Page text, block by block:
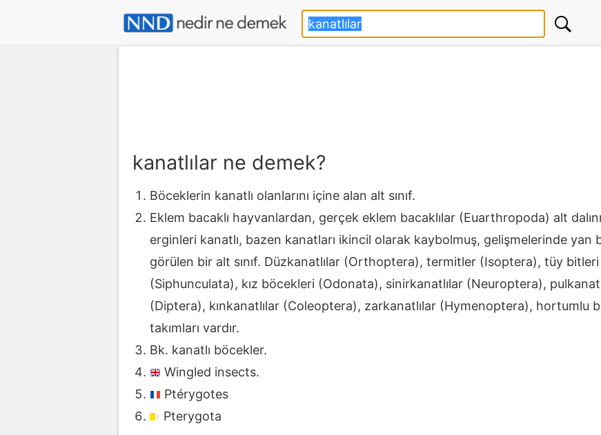
kanatlılar ne demek?
Böceklerin kanatlı olanlarını içine alan alt sınıf.
Eklem bacaklı hayvanlardan, gerçek eklem bacaklılar (Euarthropoda) alt
erginleri kanatlı, bazen kanatları ikincil olarak kaybolmuş, gelişmelerinde yan
görülen bir alt sınıf. Düzkanatlılar (Orthoptera), termitler (Isoptera), tüy
(Siphunculata), kız böcekleri (Odonata), sinirkanatlılar (Neuroptera),
(Diptera), kınkanatlılar (Coleoptera), zarkanatlılar (Hymenoptera), hortumlu
takımları vardır.
Bk. kanatlı böcekler.
Wingled insects.
Ptérygotes
Pterygota